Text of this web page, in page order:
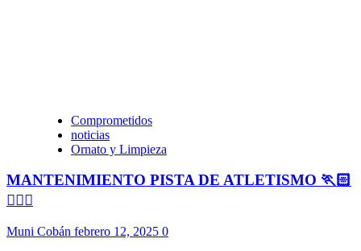
Comprometidos
noticias
Ornato y Limpieza
MANTENIMIENTO PISTA DE ATLETISMO 🏃🏻
🏃🏻‍♀️
Muni Cobán febrero 12, 2025 0